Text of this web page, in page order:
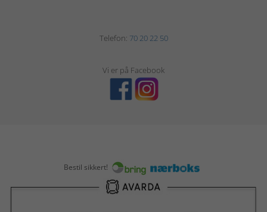
Telefon: 70 20 22 50
Vi er på Facebook
Bestil sikkert!